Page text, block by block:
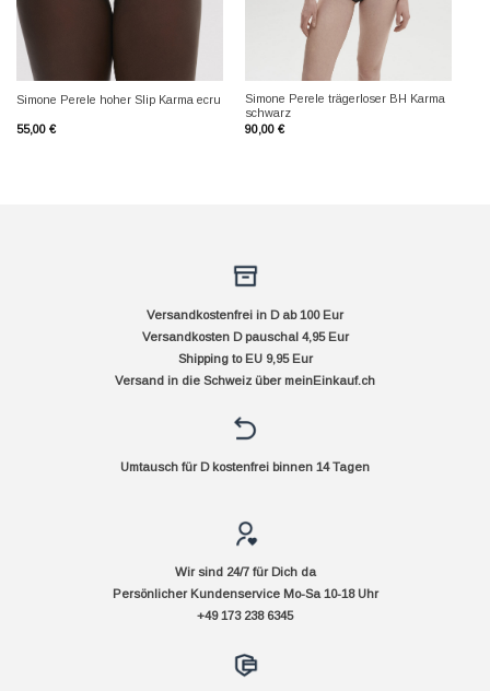
Simone Perele hoher Slip Karma ecru
55,00 €
Simone Perele trägerloser BH Karma
schwarz
90,00 €
Versandkostenfrei in D ab 100 Eur
Versandkosten D pauschal 4,95 Eur
Shipping to EU 9,95 Eur
Versand in die Schweiz über meinEinkauf.ch
Umtausch für D kostenfrei binnen 14 Tagen
Wir sind 24/7 für Dich da
Persönlicher Kundenservice Mo-Sa 10-18 Uhr
+49 173 238 6345